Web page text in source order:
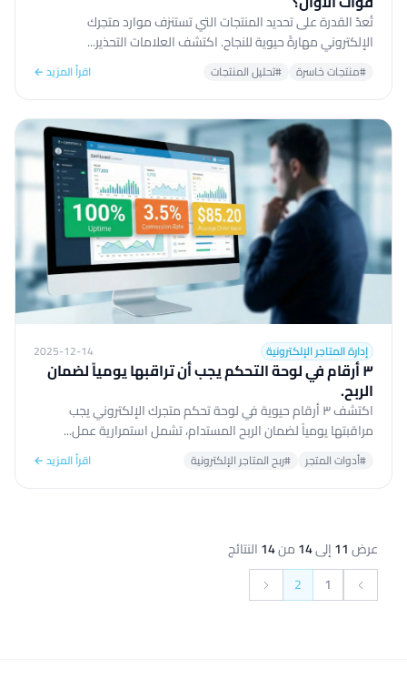
تُعدّ القدرة على تحديد المنتجات التي تستنزف موارد متجرك
الإلكتروني مهارةً حيوية للنجاح. اكتشف العلامات التحذير...
#منتجات خاسرة #تحليل المنتجات اقرأ المزيد ←
إدارة المتاجر الإلكترونية 2025-12-14
٣ أرقام في لوحة التحكم يجب أن تراقبها يومياً لضمان
الربح.
اكتشف ٣ أرقام حيوية في لوحة تحكم متجرك الإلكتروني يجب
مراقبتها يومياً لضمان الربح المستدام، تشمل استمرارية عمل...
#أدوات المتجر #ربح المتاجر الإلكترونية اقرأ المزيد ←
عرض11إلى14من14النتائج
&laquo; السابق 1
2 التالي &raquo;